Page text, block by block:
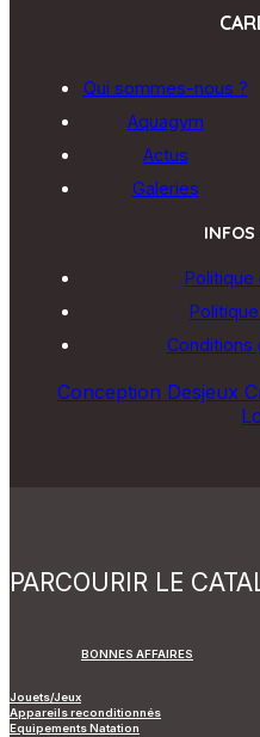
Qui sommes-nous ?
Aquagym
Actus
Galeries
INFOS
Politique
Conditions
Conception Desjeux
PARCOURIR LE
BONNES AFFAIRES
Jouets/Jeux
Appareils reconditionnés
Equipements Natation